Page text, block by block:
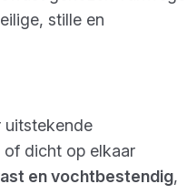
stille en
uitstekende
dicht op elkaar
en vochtbestendig,